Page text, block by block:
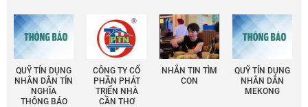
QUỸ TÍN DỤNG
NHÂN DÂN TÍN
NGHĨA
THÔNG BÁO
CÔNG TY CỔ
PHẦN PHÁT
TRIỂN NHÀ
CẦN THƠ
NHẮN TIN TÌM
CON
QUỸ TÍN DỤNG
NHÂN DÂN
MEKONG